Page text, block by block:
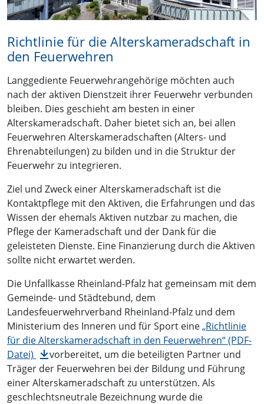
Richtlinie für die Alterskameradschaft in
den Feuerwehren
Langgediente Feuerwehrangehörige möchten auch
nach der aktiven Dienstzeit ihrer Feuerwehr verbunden
bleiben. Dies geschieht am besten in einer
Alterskameradschaft. Daher bietet sich an, bei allen
Feuerwehren Alterskameradschaften (Alters- und
Ehrenabteilungen) zu bilden und in die Struktur der
Feuerwehr zu integrieren.
Ziel und Zweck einer Alterskameradschaft ist die
Kontaktpflege mit den Aktiven, die Erfahrungen und das
Wissen der ehemals Aktiven nutzbar zu machen, die
Pflege der Kameradschaft und der Dank für die
geleisteten Dienste. Eine Finanzierung durch die Aktiven
sollte nicht erwartet werden.
Die Unfallkasse Rheinland-Pfalz hat gemeinsam mit dem
Gemeinde- und Städtebund, dem
Landesfeuerwehrverband Rheinland-Pfalz und dem
Ministerium des Inneren und für Sport eine„Richtlinie
für die Alterskameradschaft in den Feuerwehren“ (PDF-
Datei)
vorbereitet, um die beteiligten Partner und
Träger der Feuerwehren bei der Bildung und Führung
einer Alterskameradschaft zu unterstützen. Als
geschlechtsneutrale Bezeichnung wurde die